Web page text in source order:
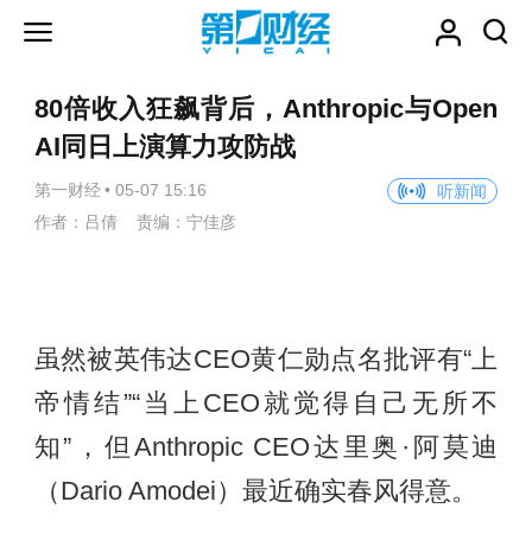
80倍收入狂飙背后，Anthropic与Open
AI同日上演算力攻防战
第一财经 • 05-07 15:16
听新闻
作者：吕倩 责编：宁佳彦
虽然被英伟达CEO黄仁勋点名批评有“上
帝情结”“当上CEO就觉得自己无所不
知”，但Anthropic CEO达里奥·阿莫迪
（Dario Amodei）最近确实春风得意。